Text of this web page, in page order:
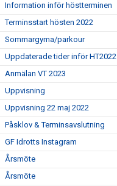
Information inför höstterminen
Terminsstart hösten 2022
Sommargyma/parkour
Uppdaterade tider inför HT2022
Anmälan VT 2023
Uppvisning
Uppvisning 22 maj 2022
Påsklov & Terminsavslutning
GF Idrotts Instagram
Årsmöte
Årsmöte